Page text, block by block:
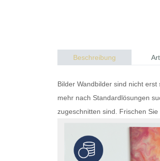
Beschreibung
Bilder Wandbilder sind nicht erst
mehr nach Standardlösungen
zugeschnitten sind. Frischen